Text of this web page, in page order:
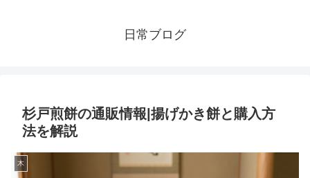
日常ブログ
杉戸煎餅の通販情報|揚げかき餅と購入方
法を解説
木